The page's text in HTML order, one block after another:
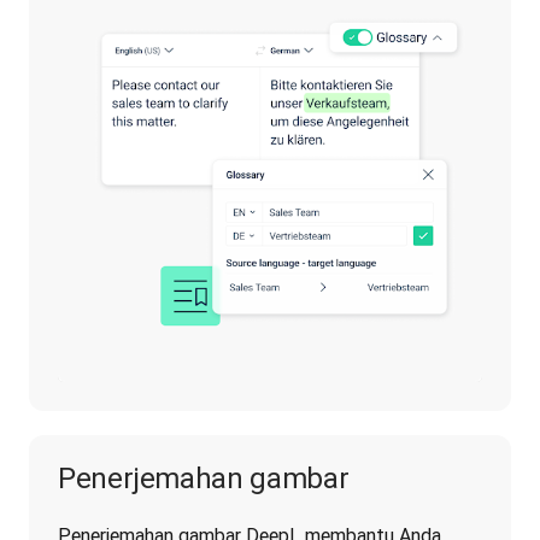
Penerjemahan gambar
Penerjemahan gambar DeepL membantu Anda